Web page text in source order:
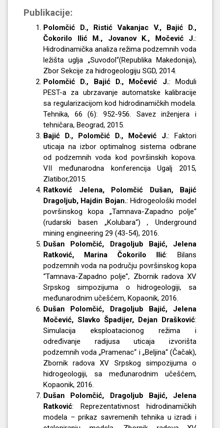
Publikacije:
Polomčić D., Ristić Vakanjac V., Bajić D.,
Čokorilo Ilić M., Jovanov K., Močević J.:
Hidrodinamička analiza režima podzemnih voda
ležišta uglja „Suvodol“(Republika Makedonija),
Zbor Sekcije za hidrogeologiju SGD, 2014.
Polomčić D., Bajić D., Močević J.: Moduli
PEST-a za ubrzavanje automatske kalibracije
sa regularizacijom kod hidrodinamičkih modela.
Tehnika, 66 (6): 952-956. Savez inženjera i
tehničara, Beograd, 2015.
Bajić D., Polomčić D., Močević J.: Faktori
uticaja na izbor optimalnog sistema odbrane
od podzemnih voda kod površinskih kopova.
VII međunarodna konferencija Ugalj 2015,
Zlatibor,2015.
Ratković Jelena, Polomčić Dušan, Bajić
Dragoljub, Hajdin Bojan.: Hidrogeološki model
površinskog kopa „Tamnava-Zapadno polje“
(rudarski basen „Kolubara“) , Underground
mining engineering 29 (43-54), 2016.
Dušan Polomčić, Dragoljub Bajić, Jelena
Ratković, Marina Čokorilo Ilić: Bilans
podzemnih voda na području površinskog kopa
“Tamnava-Zapadno polje”, Zbornik radova XV
Srpskog simpozijuma o hidrogeologiji, sa
međunarodnim učešćem, Kopaonik, 2016.
Dušan Polomčić, Dragoljub Bajić, Jelena
Močević, Slavko Špadijer, Dejan Drašković:
Simulacija eksploatacionog režima i
određivanje radijusa uticaja izvorišta
podzemnih voda „Pramenac“ i „Beljina“ (Čačak),
Zbornik radova XV Srpskog simpozijuma o
hidrogeologiji, sa međunarodnim učešćem,
Kopaonik, 2016.
Dušan Polomčić, Dragoljub Bajić, Jelena
Ratković: Reprezentativnost hidrodinamičkih
modela – prikaz savremenih tehnika u izradi i